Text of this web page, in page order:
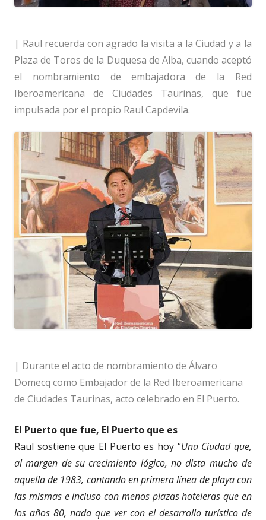
| Raul recuerda con agrado la visita a la Ciudad y a la
Plaza de Toros de la Duquesa de Alba, cuando aceptó
el nombramiento de embajadora de la Red
Iberoamericana de Ciudades Taurinas, que fue
impulsada por el propio Raul Capdevila.
| Durante el acto de nombramiento de Álvaro
Domecq como Embajador de la Red Iberoamericana
de Ciudades Taurinas, acto celebrado en El Puerto.
El Puerto que fue, El Puerto que es
Raul sostiene que El Puerto es hoy “Una Ciudad que,
al margen de su crecimiento lógico, no dista mucho de
aquella de 1983, contando en primera línea de playa con
las mismas e incluso con menos plazas hoteleras que en
los años 80, nada que ver con el desarrollo turístico de